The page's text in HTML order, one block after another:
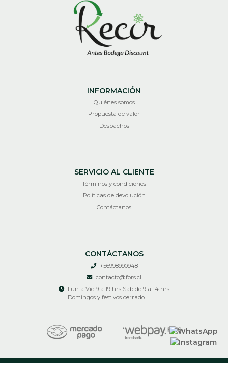
INFORMACIÓN
Quiénes somos
Propuesta de valor
Despachos
SERVICIO AL CLIENTE
Términos y condiciones
Políticas de devolución
Contáctanos
CONTÁCTANOS
+56998990948
contacto@fors.cl
Lun a Vie 9 a 19 hrs Sab de 9 a 14 hrs
Domingos y festivos cerrado
RECIR © 2026